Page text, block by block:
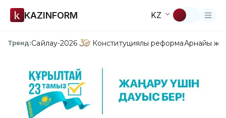
KAZINFORM KZ
Тренд:Сайлау-2026 Конституциялық реформаАрнайы